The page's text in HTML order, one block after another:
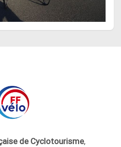
de Cyclotourisme,